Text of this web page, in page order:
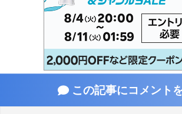
この記事にコメント